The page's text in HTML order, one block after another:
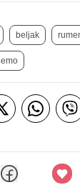
beljak